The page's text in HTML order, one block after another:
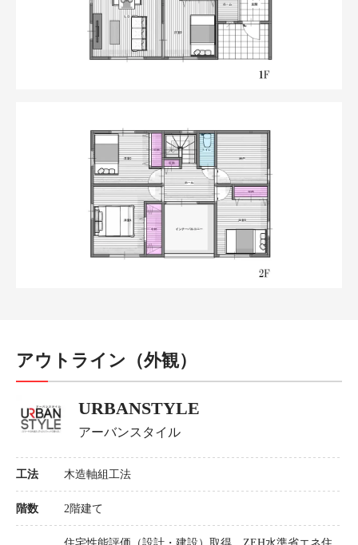
アウトライン（外観）
URBANSTYLE
アーバンスタイル
工法 木造軸組工法
階数 2階建て